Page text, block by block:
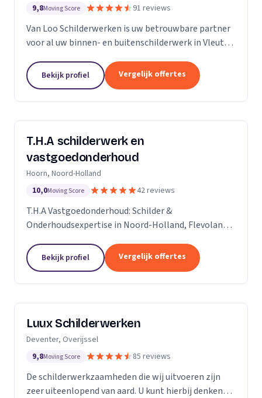
9,8Moving Score 91 reviews
Van Loo Schilderwerken is uw betrouwbare partner
voor al uw binnen- en buitenschilderwerk in Vleuten
branche, onderscheiden we ons door onze...
Bekijk profiel Vergelijk offertes
T.H.A schilderwerk en
vastgoedonderhoud
Hoorn, Noord-Holland
10,0Moving Score 42 reviews
T.H.A Vastgoedonderhoud: Schilder &
Onderhoudsexpertise in Noord-Holland, Flevoland
Bekijk profiel Vergelijk offertes
Luux Schilderwerken
Deventer, Overijssel
9,8Moving Score 85 reviews
De schilderwerkzaamheden die wij uitvoeren zijn
zeer uiteenlopend van aard. U kunt hierbij denken